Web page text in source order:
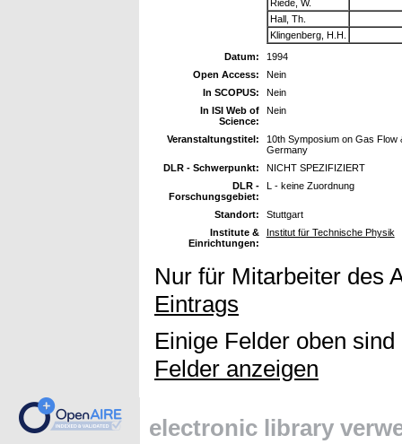
Riede, W.
Hall, Th.
Klingenberg, H.H.
Datum:
1994
Open Access:
Nein
In SCOPUS:
Nein
In ISI Web of
Science:
Nein
Veranstaltungstitel:
10th Symposium on Gas
Germany
DLR - Schwerpunkt:
NICHT SPEZIFIZIERT
DLR -
Forschungsgebiet:
L - keine Zuordnung
Standort:
Stuttgart
Institute &
Einrichtungen:
Institut für Technische Physik
Nur für Mitarbeiter des
Eintrags
Einige Felder oben
Felder anzeigen
electronic library